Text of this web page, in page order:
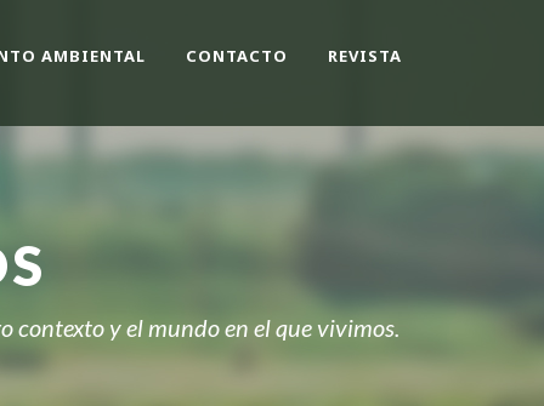
AMBIENTAL CONTACTO REVISTA
contexto y el mundo en el que vivimos.